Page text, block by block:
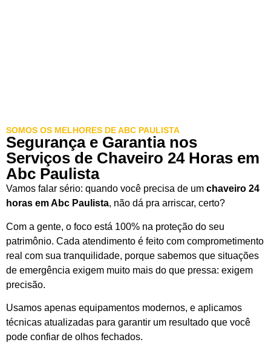
SOMOS OS MELHORES DE ABC PAULISTA
Segurança e Garantia nos
Serviços de Chaveiro 24 Horas em
Abc Paulista
Vamos falar sério: quando você precisa de um chaveiro 24
horas em Abc Paulista, não dá pra arriscar, certo?
Com a gente, o foco está 100% na proteção do seu
patrimônio. Cada atendimento é feito com comprometimento
real com sua tranquilidade, porque sabemos que situações
de emergência exigem muito mais do que pressa: exigem
precisão.
Usamos apenas equipamentos modernos, e aplicamos
técnicas atualizadas para garantir um resultado que você
pode confiar de olhos fechados.